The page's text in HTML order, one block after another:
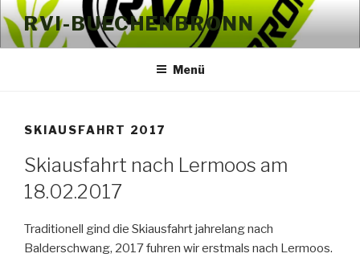
Zum
Inhalt
springen
RVI-BUECHENBRONN
Menü
SKIAUSFAHRT 2017
Skiausfahrt nach Lermoos am
18.02.2017
Traditionell gind die Skiausfahrt jahrelang nach
Balderschwang, 2017 fuhren wir erstmals nach Lermoos.